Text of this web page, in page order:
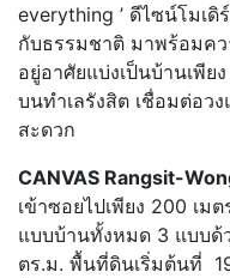
everything ’ ดีไซน์โมเดิ
กับธรรมชาติ มาพร้อมค
อยู่อาศัยแบ่งเป็นบ้านเพี
บนทำเลรังสิต เชื่อมต่อว
สะดวก
CANVAS Rangsit-
เข้าซอยไปเพียง 200 เมต
แบบบ้านทั้งหมด 3 แบบด้
ตร.ม. พื้นที่ดินเริ่มต้นที่